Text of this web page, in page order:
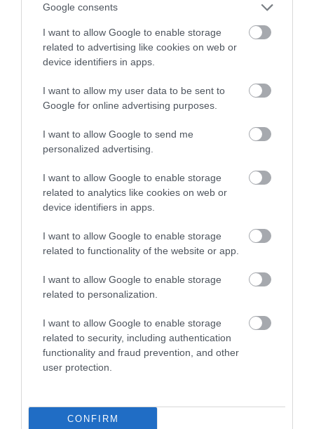
Google consents
I want to allow Google to enable storage
related to advertising like cookies on web or
device identifiers in apps.
I want to allow my user data to be sent to
Google for online advertising purposes.
I want to allow Google to send me
personalized advertising.
I want to allow Google to enable storage
related to analytics like cookies on web or
device identifiers in apps.
I want to allow Google to enable storage
related to functionality of the website or app.
I want to allow Google to enable storage
related to personalization.
I want to allow Google to enable storage
related to security, including authentication
functionality and fraud prevention, and other
user protection.
CONFIRM
Még március 7-én jelent meg az a kormányrendelet, amelyben a
magyar kormány engedélyezte, hogy NATO-csapatok
áthaladjanak Magyarország területén szárazföldi vagy légi úton,
valamint azt is jóváh...
A NATO FŐTITKÁRA SZERINT ÉVEKIG ELTARTHAT AZ UKRAJNAI
HÁBORÚ, ÉS A NYUGATNAK IS SOKBA FOG KERÜLNI
2022. június 19
Évekig tarthat Oroszország ukrajnai háborúja – mondta Jens
Stoltenberg NATO-főtitkár egy német hetilapnak, hozzátéve, hogy
annak esél...
ERDOĞAN VISSZAVONTA A VÉTÓT, SZABAD AZ ÚT SVÉDORSZÁG
2022. június 29|Mindenki ügye
A NATO-tag Törökország beleegyezett, hogy támogatja
Svédország és Finnország csatlakozási kérelmét – számolt be a
BBC. A törökök korábban keresztbe feküdtek az északi
országokból induló kezd...
OROSZ RAKÉTÁK CSAPÓDHATTAK LENGYEL TERÜLETEKRE,
ORBÁN ÖSSZEHÍVTA A VÉDELMI TANÁCSOT
2022. november 15|Mindenki ügye
amikor az ukrán határhoz közeli Przewodów városban rakéta
csapódott egy...